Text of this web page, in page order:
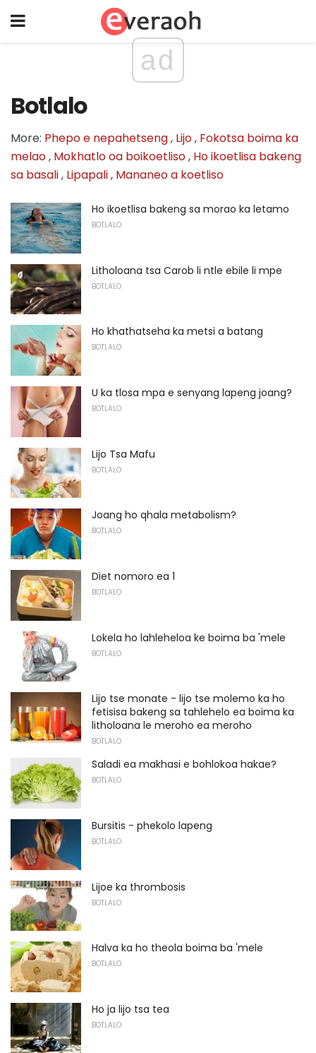
ad
Botlalo
More: Phepo e nepahetseng, Lijo, Fokotsa boima ka
melao, Mokhatlo oa boikoetliso, Ho ikoetlisa bakeng
sa basali, Lipapali, Mananeo a koetliso
Ho ikoetlisa bakeng sa morao ka letamo
BOTLALO
Litholoana tsa Carob li ntle ebile li mpe
BOTLALO
Ho khathatseha ka metsi a batang
BOTLALO
U ka tlosa mpa e senyang lapeng joang?
BOTLALO
Lijo Tsa Mafu
BOTLALO
Joang ho qhala metabolism?
BOTLALO
Diet nomoro ea 1
BOTLALO
Lokela ho lahleheloa ke boima ba 'mele
BOTLALO
Lijo tse monate - lijo tse molemo ka ho
fetisisa bakeng sa tahlehelo ea boima ka
litholoana le meroho ea meroho
BOTLALO
Saladi ea makhasi e bohlokoa hakae?
BOTLALO
Bursitis - phekolo lapeng
BOTLALO
Lijoe ka thrombosis
BOTLALO
Halva ka ho theola boima ba 'mele
BOTLALO
Ho ja lijo tsa tea
BOTLALO